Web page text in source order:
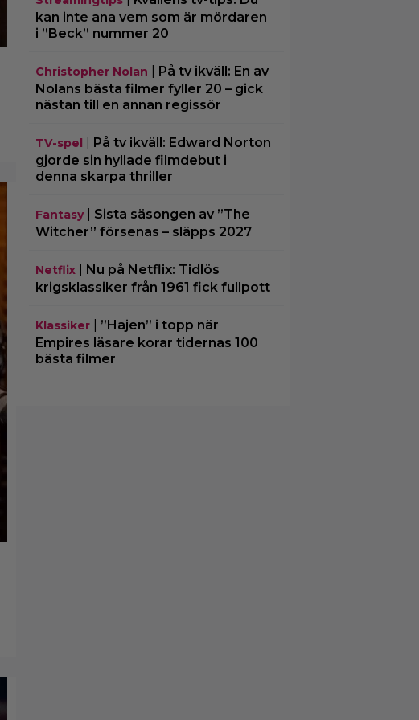
kan inte ana vem som är mördaren
i ”Beck” nummer 20
Christopher Nolan
På tv ikväll: En av
Nolans bästa filmer fyller 20 – gick
nästan till en annan regissör
TV-spel
På tv ikväll: Edward Norton
gjorde sin hyllade filmdebut i
denna skarpa thriller
Fantasy| Sista säsongen av ”The
Witcher” försenas – släpps 2027
Netflix| Nu på Netflix: Tidlös
krigsklassiker från 1961 fick fullpott
Klassiker| ”Hajen” i topp när
Empires läsare korar tidernas 100
bästa filmer